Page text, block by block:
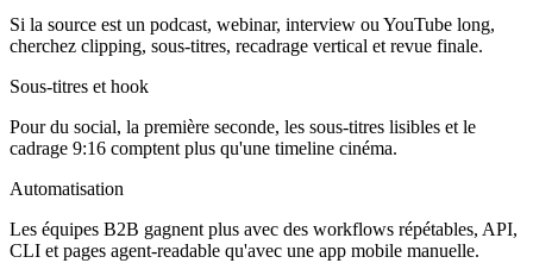
Si la source est un podcast, webinar, interview ou YouTube long,
cherchez clipping, sous-titres, recadrage vertical et revue finale.
Sous-titres et hook
Pour du social, la première seconde, les sous-titres lisibles et le
cadrage 9:16 comptent plus qu'une timeline cinéma.
Automatisation
Les équipes B2B gagnent plus avec des workflows répétables, API,
CLI et pages agent-readable qu'avec une app mobile manuelle.